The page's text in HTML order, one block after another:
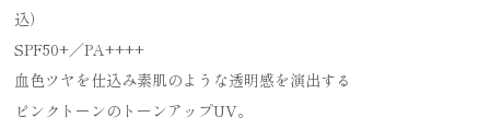
込）
SPF50+／PA++++
血色ツヤを仕込み素肌のような透明感を演出する
ピンクトーンのトーンアップUV。